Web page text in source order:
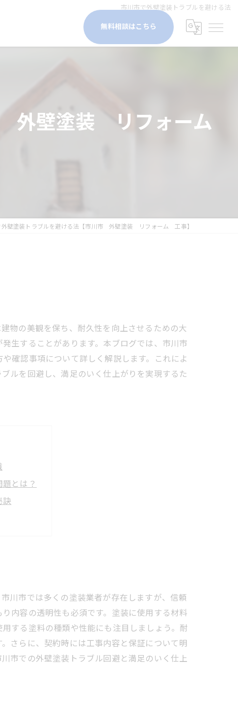
市川市で外壁塗装トラブルを避ける法
無料相談はこちら
外壁塗装 リフォーム
外壁塗装トラブルを避ける法【市川市 外壁塗装 リフォーム 工事】
物の美観を保ち、耐久性を向上させるための大
生することがあります。本ブログでは、市川市
確認事項について詳しく解説します。これによ
ルを回避し、満足のいく仕上がりを実現するた
とは？
訣
方法
イド
川市では多くの塗装業者が存在しますが、信頼
内容の透明性も必須です。塗装に使用する材料
する塗料の種類や性能にも注目しましょう。耐
さらに、契約時には工事内容と保証について明
市での外壁塗装トラブル回避と満足のいく仕上